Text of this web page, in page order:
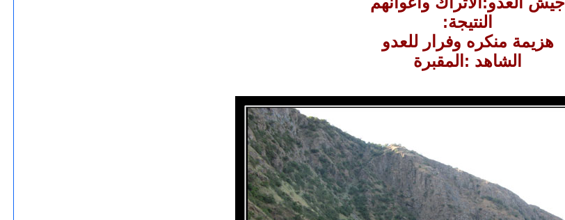
النتيجة:
هزيمة منكره وفرار للعدو
الشاهد :المقبرة